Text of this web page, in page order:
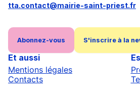
tta.contact@mairie-saint-priest.fr
Abonnez-vous S'inscrire à la
Et aussi
Mentions légales
Contacts